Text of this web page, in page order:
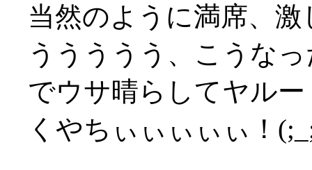
当然のように満席、
ううううう、こうな
でウサ晴らしてヤルー
くやちぃぃぃぃぃ！